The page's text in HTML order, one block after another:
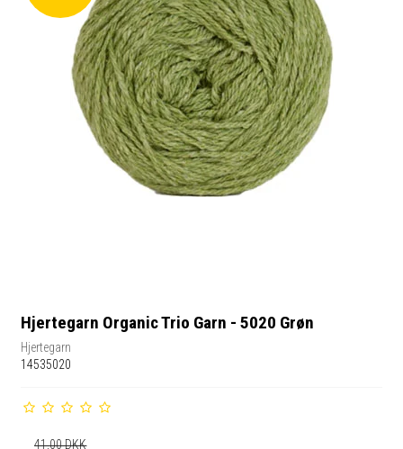
Hjertegarn Organic Trio Garn - 5020 Grøn
Hjertegarn
14535020
41,00 DKK